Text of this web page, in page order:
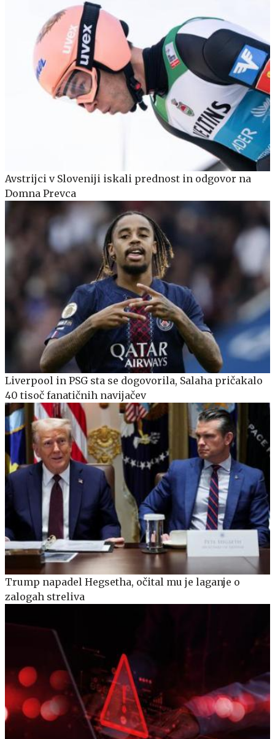
Avstrijci v Sloveniji iskali prednost in odgovor na
Domna Prevca
Liverpool in PSG sta se dogovorila, Salaha pričakalo
40 tisoč fanatičnih navijačev
Trump napadel Hegsetha, očital mu je laganje o
zalogah streliva